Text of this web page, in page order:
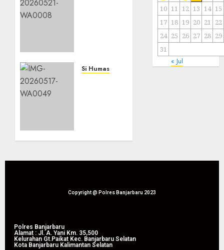
Densus
21/05/2026
Si Humas
Bangsa
0
10 11 12 13 14 15
17 18 19 20 21 22
24 25 26 27 28 29
31
« Jul
Copyright @ Polres Banjarbaru 2023
Polres Banjarbaru
Alamat : Jl. A. Yani Km. 35,500
Kelurahan Gt.Paikat Kec. Banjarbaru Selatan
Kota Banjarbaru Kalimantan Selatan